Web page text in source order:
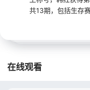
共13期，包括生存
在线观看